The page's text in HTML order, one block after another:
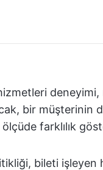
bir
farklılık
bileti